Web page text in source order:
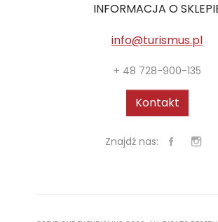
INFORMACJA O
info@turismus.pl
+ 48 728-900-135
Kontakt
Znajdź nas: